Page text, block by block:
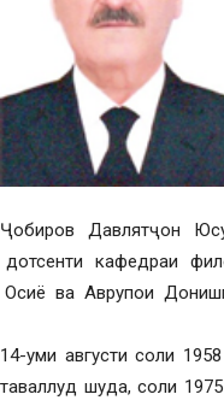
Ҷобиров Давлятҷон
дотсенти кафедраи
Осиё ва Аврупои
14-уми августи соли
таваллуд шуда, соли